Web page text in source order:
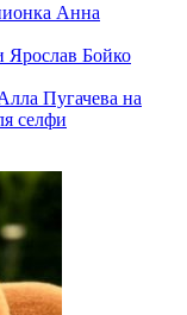
Анна
Бойко
Пугачева на
селфи